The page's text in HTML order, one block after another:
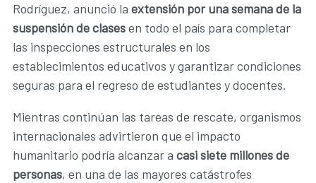
Rodríguez, anunció la extensión por una semana de la
suspensión de clasesen todo el país para completar
las inspecciones estructurales en los
establecimientos educativos y garantizar condiciones
seguras para el regreso de estudiantes y docentes.
Mientras continúan las tareas de rescate, organismos
internacionales advirtieron que el impacto
humanitario podría alcanzar a casi siete millones de
personas, en una de las mayores catástrofes